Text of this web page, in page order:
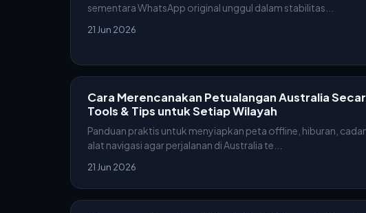
sementara WhatsApp original unggul dalam stabilitas...
21 Jun 2026
Cara Merencanakan Petualangan Australia
Tools & Tips untuk Setiap Wilayah
Panduan praktis untuk menyiapkan peta offline, hiburan,
alat navigasi agar perjalanan di Australia te...
21 Jun 2026